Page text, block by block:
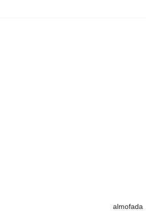
almofada